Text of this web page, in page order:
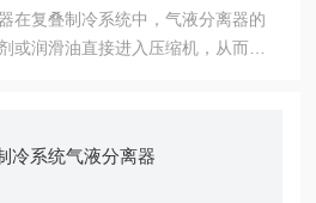
在复叠制冷系统中，气液分离器的
或润滑油直接进入压缩机，从而避